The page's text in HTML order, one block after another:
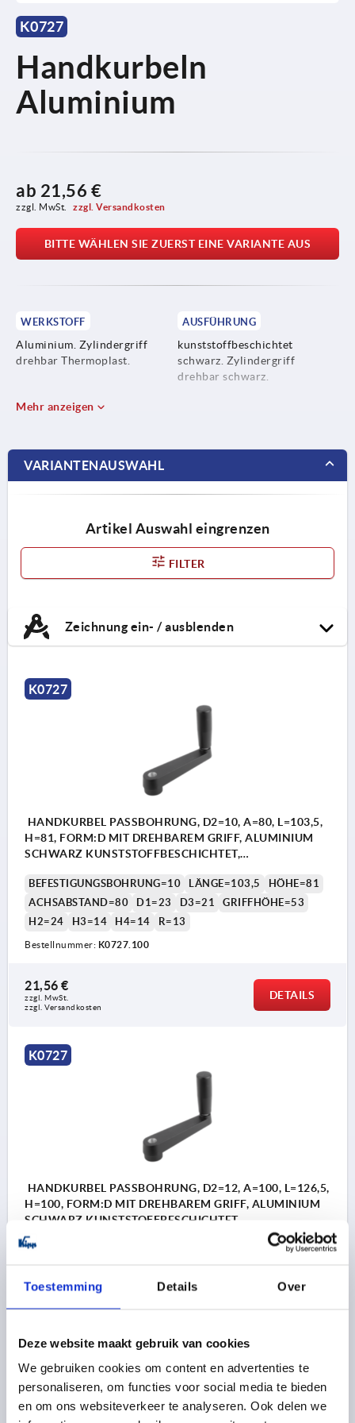
Toestemming Details Over
Deze website maakt gebruik van cookies
We gebruiken cookies om content en advertenties te
personaliseren, om functies voor social media te bieden
en om ons websiteverkeer te analyseren. Ook delen we
K0727
Handkurbeln
Aluminium
ab 21,56 €
zzgl. MwSt. zzgl. Versandkosten
BITTE WÄHLEN SIE ZUERST EINE VARIANTE AUS
WERKSTOFF
Aluminium. Zylindergriff
drehbar Thermoplast.
AUSFÜHRUNG
kunststoffbeschichtet
schwarz. Zylindergriff
drehbar schwarz.
Mehr anzeigen
VARIANTENAUSWAHL
Artikel Auswahl eingrenzen
FILTER
Zeichnung ein- / ausblenden
K0727
HANDKURBEL PASSBOHRUNG, D2=10, A=80, L=103,5,
H=81, FORM:D MIT DREHBAREM GRIFF, ALUMINIUM
SCHWARZ KUNSTSTOFFBESCHICHTET,
BEFESTIGUNGSBOHRUNG=10 LÄNGE=103,5
HÖHE=81
ACHSABSTAND=80
D1=23 D3=21
GRIFFHÖHE=53
H2=24
H3=14 H4=14 R=13
Bestellnummer: K0727.100
21,56 €
zzgl. MwSt.
zzgl. Versandkosten
DETAILS
K0727
HANDKURBEL PASSBOHRUNG, D2=12, A=100, L=126,5,
H=100, FORM:D MIT DREHBAREM GRIFF, ALUMINIUM
SCHWARZ KUNSTSTOFFBESCHICHTET,
KOMP:THERMOPLAST SCHWARZ
BEFESTIGUNGSBOHRUNG=12
HÖHE=100
H2=28
H3=17 R=15
Bestellnummer:K0727.120
26,36 €
zzgl. MwSt.
zzgl. Versandkosten
DETAILS